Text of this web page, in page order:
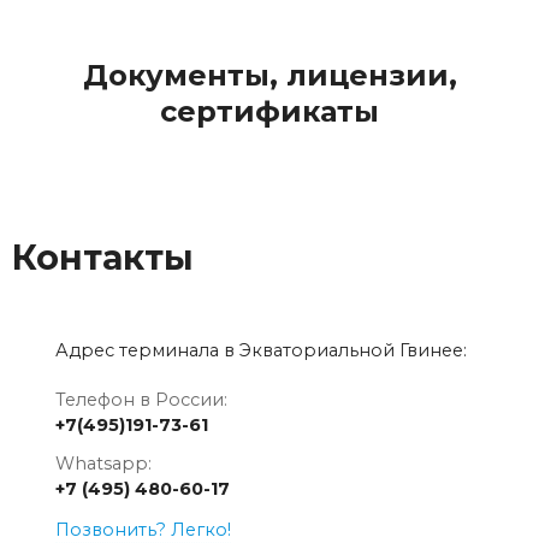
Документы, лицензии,
сертификаты
Контакты
Адрес терминала в Экваториальной Гвинее:
Телефон в России:
+7(495)191-73-61
Whatsapp:
+7 (495) 480-60-17
Позвонить? Легко!